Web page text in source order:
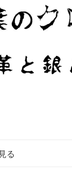
る